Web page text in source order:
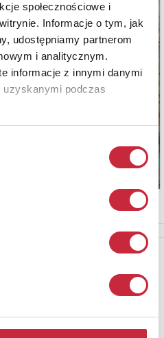
społecznościowe i
Informacje o tym, jak
udostępniamy partnerom
i analitycznym.
informacje z innymi danymi
podczas
nowych aukcjach, prosimy podać